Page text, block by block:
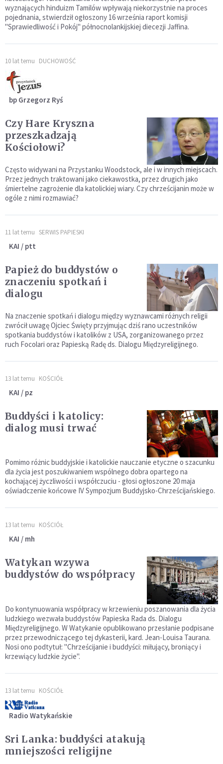
wyznających hinduizm Tamilów wpływają niekorzystnie na proces
pojednania, stwierdził ogłoszony 16 września raport komisji
"Sprawiedliwość i Pokój" północnolankijskiej diecezji Jaffina.
10 lat temu DUCHOWOŚĆ
bp Grzegorz Ryś
Czy Hare Kryszna
przeszkadzają
Kościołowi?
Często widywani na Przystanku Woodstock, ale i w innych miejscach.
Przez jednych traktowani jako ciekawostka, przez drugich jako
śmiertelne zagrożenie dla katolickiej wiary. Czy chrześcijanin może w
ogóle z nimi rozmawiać?
11 lat temu SERWIS PAPIESKI
KAI / ptt
Papież do buddystów o
znaczeniu spotkań i
dialogu
Na znaczenie spotkań i dialogu między wyznawcami różnych religii
zwrócił uwagę Ojciec Święty przyjmując dziś rano uczestników
spotkania buddystów i katolików z USA, zorganizowanego przez
ruch Focolari oraz Papieską Radę ds. Dialogu Międzyreligijnego.
13 lat temu KOŚCIÓŁ
KAI / pz
Buddyści i katolicy:
dialog musi trwać
Pomimo różnic buddyjskie i katolickie nauczanie etyczne o szacunku
dla życia jest poszukiwaniem wspólnego dobra opartego na
kochającej życzliwości i współczuciu - głosi ogłoszone 20 maja
oświadczenie końcowe IV Sympozjum Buddyjsko-Chrześcijańskiego.
13 lat temu KOŚCIÓŁ
KAI / mh
Watykan wzywa
buddystów do współpracy
Do kontynuowania współpracy w krzewieniu poszanowania dla życia
ludzkiego wezwała buddystów Papieska Rada ds. Dialogu
Międzyreligijnego. W Watykanie opublikowano przesłanie podpisane
przez przewodniczącego tej dykasterii, kard. Jean-Louisa Taurana.
Nosi ono podtytuł: "Chrześcijanie i buddyści: miłujący, broniący i
krzewiący ludzkie życie".
13 lat temu KOŚCIÓŁ
Radio Watykańskie
Sri Lanka: buddyści atakują
mniejszości religijne